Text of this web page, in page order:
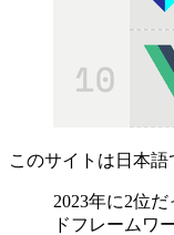
このサイトは日本語
2023年に2位だ
ドフレームワ